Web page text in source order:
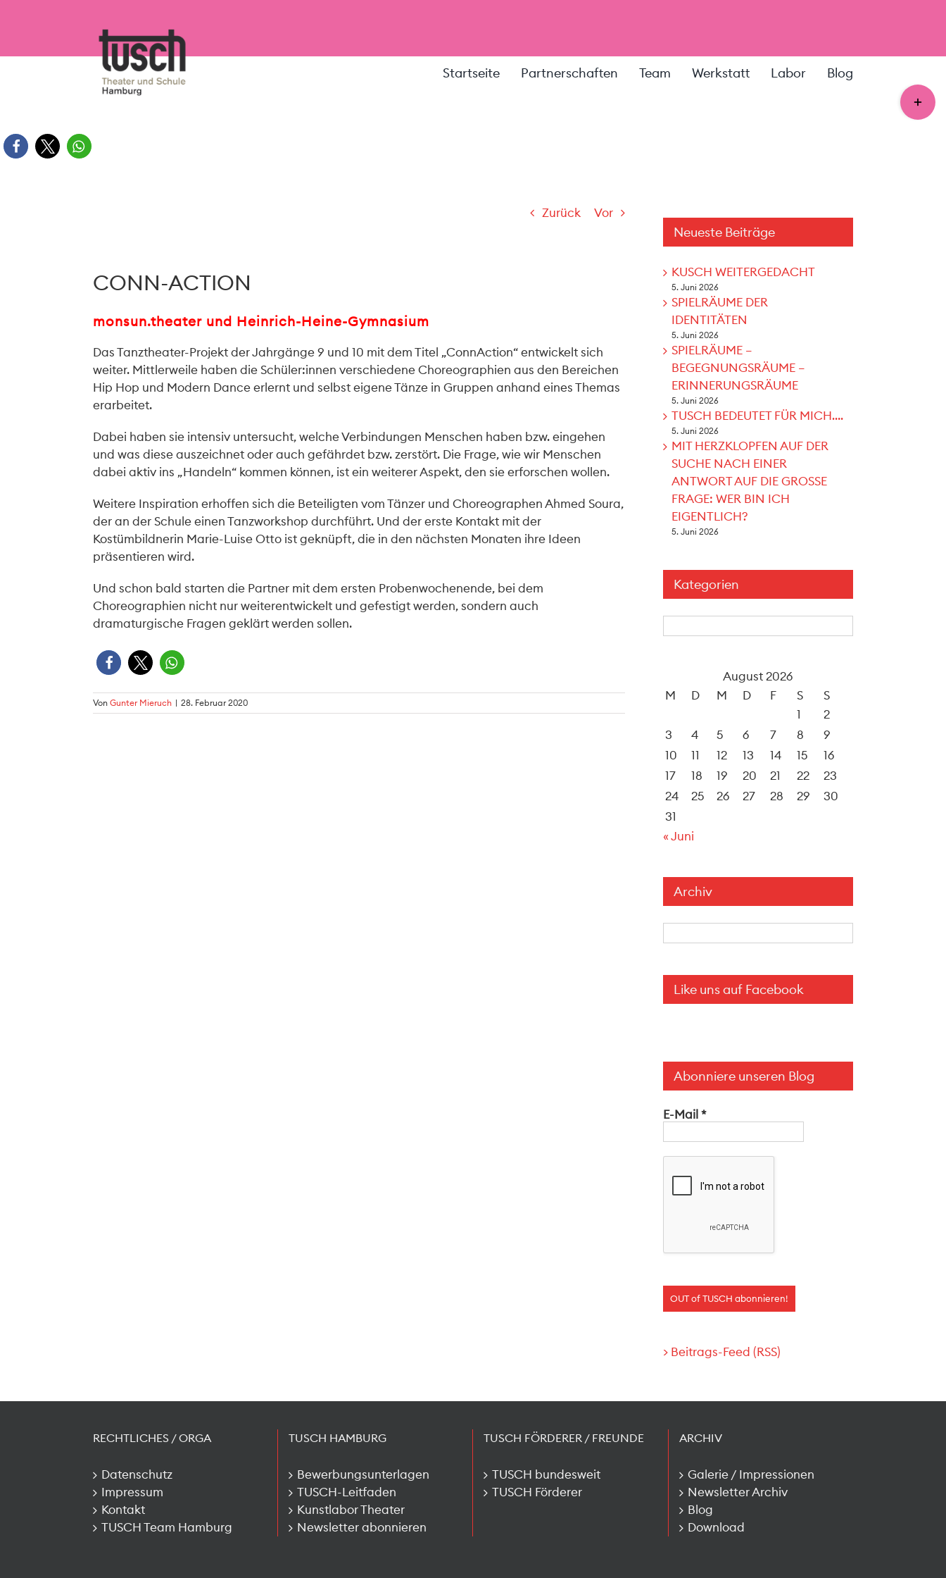
Startseite Partnerschaften Team Werkstatt Labor Blog
Zurück Vor
CONN-ACTION
monsun.theater und Heinrich-Heine-Gymnasium
Das Tanztheater-Projekt der Jahrgänge 9 und 10 mit dem Titel „ConnAction“ entwickelt sich
weiter. Mittlerweile haben die Schüler:innen verschiedene Choreographien aus den Bereichen
Hip Hop und Modern Dance erlernt und selbst eigene Tänze in Gruppen anhand eines Themas
erarbeitet.
Dabei haben sie intensiv untersucht, welche Verbindungen Menschen haben bzw. eingehen
und was diese auszeichnet oder auch gefährdet bzw. zerstört. Die Frage, wie wir Menschen
dabei aktiv ins „Handeln“ kommen können, ist ein weiterer Aspekt, den sie erforschen wollen.
Weitere Inspiration erhoffen sich die Beteiligten vom Tänzer und Choreographen Ahmed Soura,
der an der Schule einen Tanzworkshop durchführt. Und der erste Kontakt mit der
Kostümbildnerin Marie-Luise Otto ist geknüpft, die in den nächsten Monaten ihre Ideen
präsentieren wird.
Und schon bald starten die Partner mit dem ersten Probenwochenende, bei dem
Choreographien nicht nur weiterentwickelt und gefestigt werden, sondern auch
dramaturgische Fragen geklärt werden sollen.
Von Gunter Mieruch | 28. Februar 2020
Neueste Beiträge
KUSCH WEITERGEDACHT
5. Juni 2026
SPIELRÄUME DER
IDENTITÄTEN
5. Juni 2026
SPIELRÄUME –
BEGEGNUNGSRÄUME –
ERINNERUNGSRÄUME
5. Juni 2026
TUSCH BEDEUTET FÜR MICH….
5. Juni 2026
MIT HERZKLOPFEN AUF DER
SUCHE NACH EINER
ANTWORT AUF DIE GROSSE
FRAGE: WER BIN ICH
EIGENTLICH?
5. Juni 2026
Kategorien
August 2026
M
D M D F S
S
1
2
3
4 5 6 7 8
9
10
11 12 13 14 15
16
17
18 19 20 21 22
23
24
25 26 27 28 29
30
31
« Juni
Archiv
Like uns auf Facebook
Abonniere unseren Blog
E-Mail*
> Beitrags-Feed (RSS)
RECHTLICHES / ORGA
Datenschutz
Impressum
Kontakt
TUSCH Team Hamburg
TUSCH HAMBURG
Bewerbungsunterlagen
TUSCH-Leitfaden
Kunstlabor Theater
Newsletter abonnieren
TUSCH FÖRDERER / FREUNDE
TUSCH bundesweit
TUSCH Förderer
ARCHIV
Galerie / Impressionen
Newsletter Archiv
Blog
Download
Toggle
Sliding